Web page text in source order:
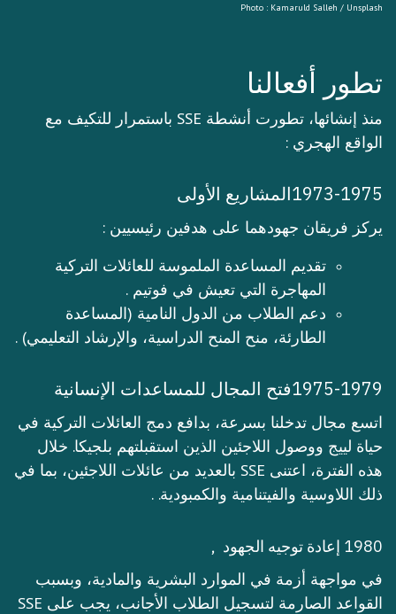
Photo : Kamaruld Salleh / Unsplash
تطور أفعالنا
منذ إنشائها، تطورت أنشطة SSE باستمرار للتكيف مع
الواقع الهجري :
1973-1975المشاريع الأولى
يركز فريقان جهودهما على هدفين رئيسيين :
تقديم المساعدة الملموسة للعائلات التركية
المهاجرة التي تعيش في فوتيم .
دعم الطلاب من الدول النامية (المساعدة
الطارئة، منح المنح الدراسية، والإرشاد التعليمي) .
1975-1979فتح المجال للمساعدات الإنسانية
اتسع مجال تدخلنا بسرعة، بدافع دمج العائلات التركية في
حياة لييج ووصول اللاجئين الذين استقبلتهم بلجيكا. خلال
هذه الفترة، اعتنى SSE بالعديد من عائلات اللاجئين، بما في
ذلك اللاوسية والفيتنامية والكمبودية. .
1980 إعادة توجيه الجهود
,
في مواجهة أزمة في الموارد البشرية والمادية، وبسبب
القواعد الصارمة لتسجيل الطلاب الأجانب، يجب على SSE